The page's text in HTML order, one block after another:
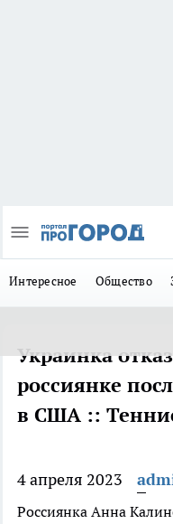
Интересное Общество
Украинка
россиянке
в США ::
4 апреля 2023
Россиянка Анна